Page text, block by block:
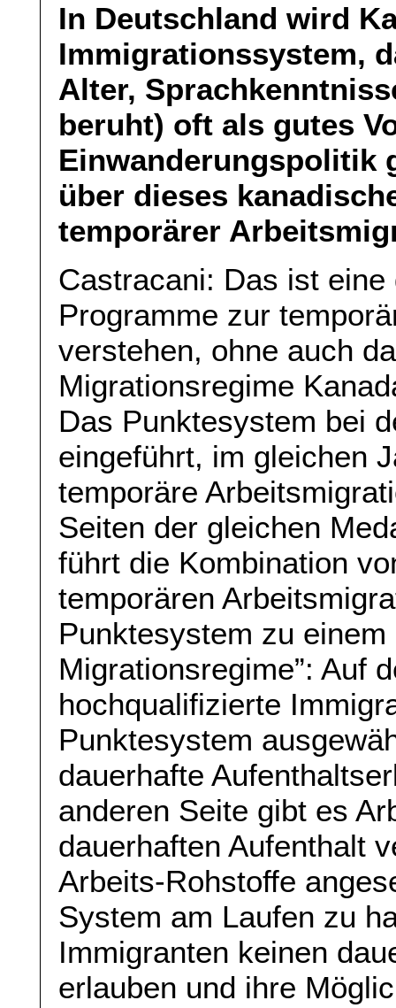
In Deutschland wird
Immigrationssystem,
Alter,
beruht) oft als gutes
Einwanderungspolitik
über dieses
temporärer
Castracani: Das ist
Programme zur
verstehen, ohne auch
Migrationsregime
Das Punktesystem bei
eingeführt, im gleichen
temporäre
Seiten der gleichen
führt die Kombination
temporären
Punktesystem zu einem
Migrationsregime”: Auf
hochqualifizierte
Punktesystem
dauerhafte
anderen Seite gibt es
dauerhaften Aufenthalt
Arbeits-Rohstoffe
System am Laufen zu
Immigranten keinen
erlauben und ihre